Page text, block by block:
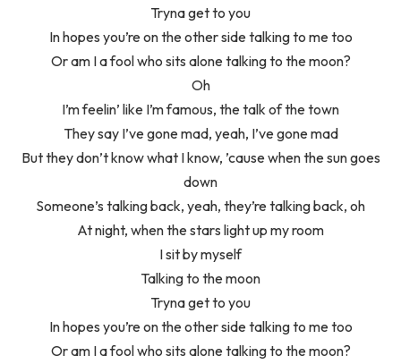
Tryna get to you
In hopes you’re on the other side talking to me too
Or am I a fool who sits alone talking to the moon?
Oh
I’m feelin’ like I’m famous, the talk of the town
They say I’ve gone mad, yeah, I’ve gone mad
But they don’t know what I know, ’cause when the sun goes
down
Someone’s talking back, yeah, they’re talking back, oh
At night, when the stars light up my room
I sit by myself
Talking to the moon
Tryna get to you
In hopes you’re on the other side talking to me too
Or am I a fool who sits alone talking to the moon?